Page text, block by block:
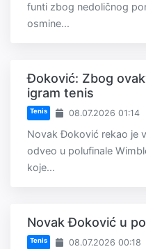
funti zbog nedoličnog
osmine...
Đoković: Zbog
igram tenis
Tenis 08.07.2026 01:14
Novak Đoković rekao je
odveo u polufinale
koje...
Novak Đoković u
Tenis 08.07.2026 00:18